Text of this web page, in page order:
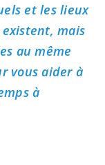
et les lieux
mais
au même
vous aider à
à